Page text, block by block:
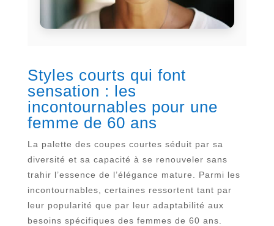
Styles courts qui font
sensation : les
incontournables pour une
femme de 60 ans
La palette des coupes courtes séduit par sa
diversité et sa capacité à se renouveler sans
trahir l’essence de l’élégance mature. Parmi les
incontournables, certaines ressortent tant par
leur popularité que par leur adaptabilité aux
besoins spécifiques des femmes de 60 ans.